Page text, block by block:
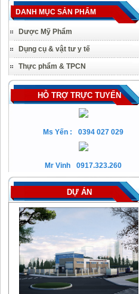
DANH MỤC SẢN PHẨM
Dược Mỹ Phẩm
Dụng cụ & vật tư y tế
Thực phẩm & TPCN
HỖ TRỢ TRỰC TUYẾN
Ms Yến : 0394 027 029
Mr Vinh 0917.323.260
DỰ ÁN